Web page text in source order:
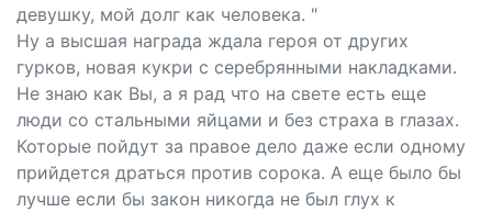
девушку, мой долг как человека. "
Ну а высшая награда ждала героя от других
гурков, новая кукри с серебрянными накладками.
Не знаю как Вы, а я рад что на свете есть еще
люди со стальными яйцами и без страха в глазах.
Которые пойдут за правое дело даже если одному
прийдется драться против сорока. А еще было бы
лучше если бы закон никогда не был глух к